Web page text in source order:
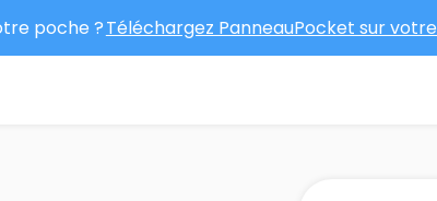
poche ?Téléchargez PanneauPocket sur